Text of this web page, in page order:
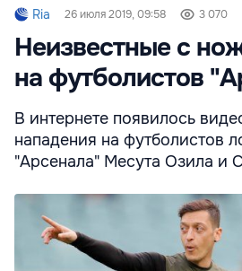
Ria 26 июля 2019, 09:58 3 070
Неизвестные с
на футболистов
В интернете появилось
нападения на футболистов
"Арсенала" Месута Озила и